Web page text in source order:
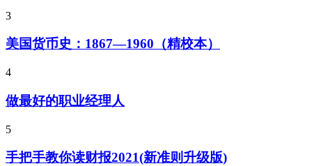
3
美国货币史：1867—1960（精校本）
4
做最好的职业经理人
5
手把手教你读财报2021(新准则升级版)